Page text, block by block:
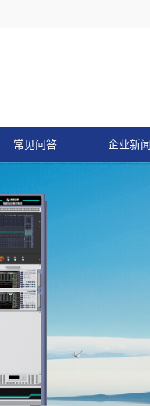
常见问答 企业新闻